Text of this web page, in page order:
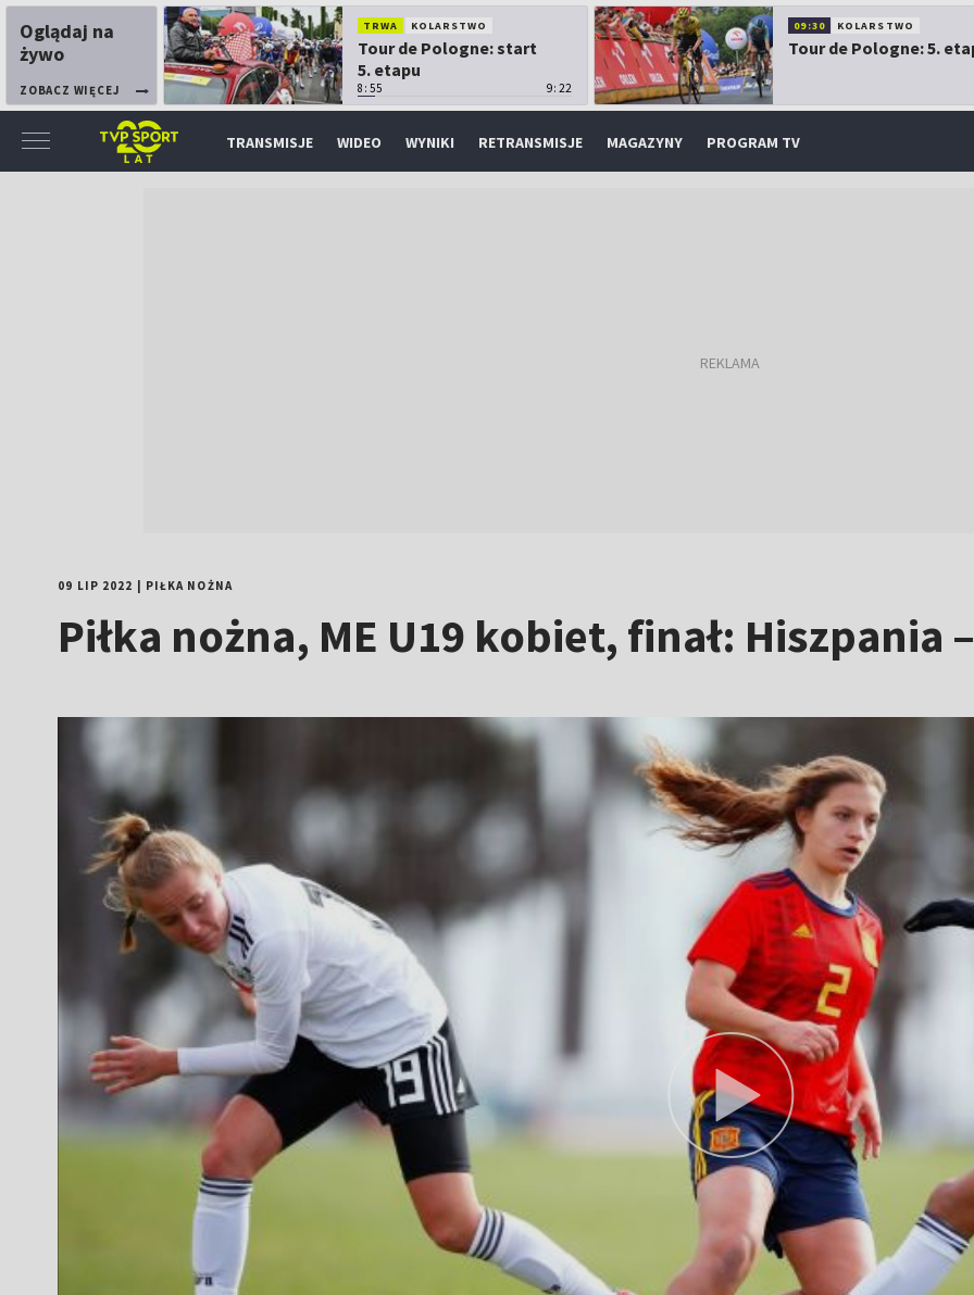
Oglądaj na
żywo
ZOBACZ WIĘCEJ
TRWA KOLARSTWO
Tour de Pologne: start
5. etapu
8:55 9:22
09:30 KOLARSTWO
Tour de Pologne: 5.
TRANSMISJE WIDEO WYNIKI RETRANSMISJE MAGAZYNY PROGRAM TV
09 LIP 2022 PIŁKA NOŻNA
Piłka nożna, ME U19 kobiet, finał: Hiszpania